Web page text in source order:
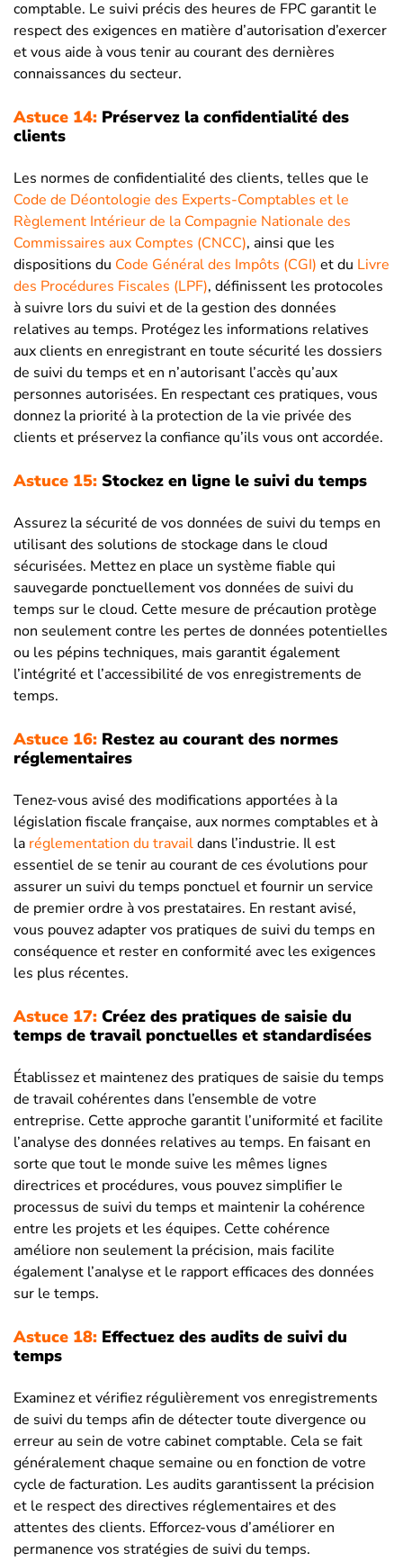
comptable. Le suivi précis des heures de FPC garantit le
respect des exigences en matière d’autorisation d’exercer
et vous aide à vous tenir au courant des dernières
connaissances du secteur.
Astuce 14: Préservez la confidentialité des
clients
Les normes de confidentialité des clients, telles que le
Code de Déontologie des Experts-Comptables et le
Règlement Intérieur de la Compagnie Nationale des
Commissaires aux Comptes (CNCC), ainsi que les
dispositions du Code Général des Impôts (CGI) et du Livre
des Procédures Fiscales (LPF), définissent les protocoles
à suivre lors du suivi et de la gestion des données
relatives au temps. Protégez les informations relatives
aux clients en enregistrant en toute sécurité les dossiers
de suivi du temps et en n’autorisant l’accès qu’aux
personnes autorisées. En respectant ces pratiques, vous
donnez la priorité à la protection de la vie privée des
clients et préservez la confiance qu’ils vous ont accordée.
Astuce 15: Stockez en ligne le suivi du temps
Assurez la sécurité de vos données de suivi du temps en
utilisant des solutions de stockage dans le cloud
sécurisées. Mettez en place un système fiable qui
sauvegarde ponctuellement vos données de suivi du
temps sur le cloud. Cette mesure de précaution protège
non seulement contre les pertes de données potentielles
ou les pépins techniques, mais garantit également
l’intégrité et l’accessibilité de vos enregistrements de
temps.
Astuce 16: Restez au courant des normes
réglementaires
Tenez-vous avisé des modifications apportées à la
législation fiscale française, aux normes comptables et à
la réglementation du travaildans l’industrie. Il est
essentiel de se tenir au courant de ces évolutions pour
assurer un suivi du temps ponctuel et fournir un service
de premier ordre à vos prestataires. En restant avisé,
vous pouvez adapter vos pratiques de suivi du temps en
conséquence et rester en conformité avec les exigences
les plus récentes.
Astuce 17: Créez des pratiques de saisie du
temps de travail ponctuelles et standardisées
Établissez et maintenez des pratiques de saisie du temps
de travail cohérentes dans l’ensemble de votre
entreprise. Cette approche garantit l’uniformité et facilite
l’analyse des données relatives au temps. En faisant en
sorte que tout le monde suive les mêmes lignes
directrices et procédures, vous pouvez simplifier le
processus de suivi du temps et maintenir la cohérence
entre les projets et les équipes. Cette cohérence
améliore non seulement la précision, mais facilite
également l’analyse et le rapport efficaces des données
sur le temps.
Astuce 18: Effectuez des audits de suivi du
temps
Examinez et vérifiez régulièrement vos enregistrements
de suivi du temps afin de détecter toute divergence ou
erreur au sein de votre cabinet comptable. Cela se fait
généralement chaque semaine ou en fonction de votre
cycle de facturation. Les audits garantissent la précision
et le respect des directives réglementaires et des
attentes des clients. Efforcez-vous d’améliorer en
permanence vos stratégies de suivi du temps.